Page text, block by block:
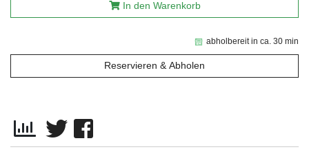
abholbereit in ca. 30 min
Reservieren & Abholen
In den Warenkorb